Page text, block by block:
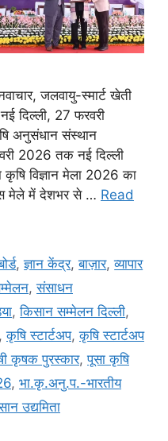
जलवायु-स्मार्ट खेती
दिल्ली, 27 फरवरी
अनुसंधान संस्थान
2026 तक नई दिल्ली
विज्ञान मेला 2026 का
मेले में देशभर से … Read
,ज्ञान केंद्र,बाज़ार,व्यापार
,संसाधन
,किसान सम्मेलन दिल्ली,
,कृषि स्टार्टअप,कृषि स्टार्टअप
कृषक पुरस्कार,पूसा कृषि
, भा.कृ.अनु.प.-भारतीय
उद्यमिता